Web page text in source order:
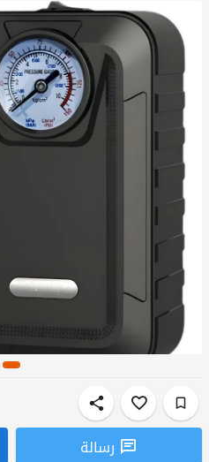
رسالة